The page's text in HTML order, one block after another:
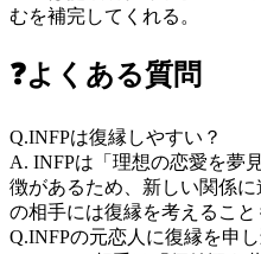
むを補完してくれる。
❓よくある質問
Q.INFPは復縁しやすい？
A. INFPは「理想の恋愛を夢
徴があるため、新しい関係
の相手には復縁を考えること
Q.INFPの元恋人に復縁を申